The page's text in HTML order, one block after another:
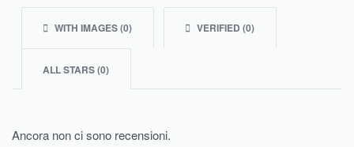
WITH IMAGES (0) VERIFIED (0)
ALL STARS (0)
Ancora non ci sono recensioni.